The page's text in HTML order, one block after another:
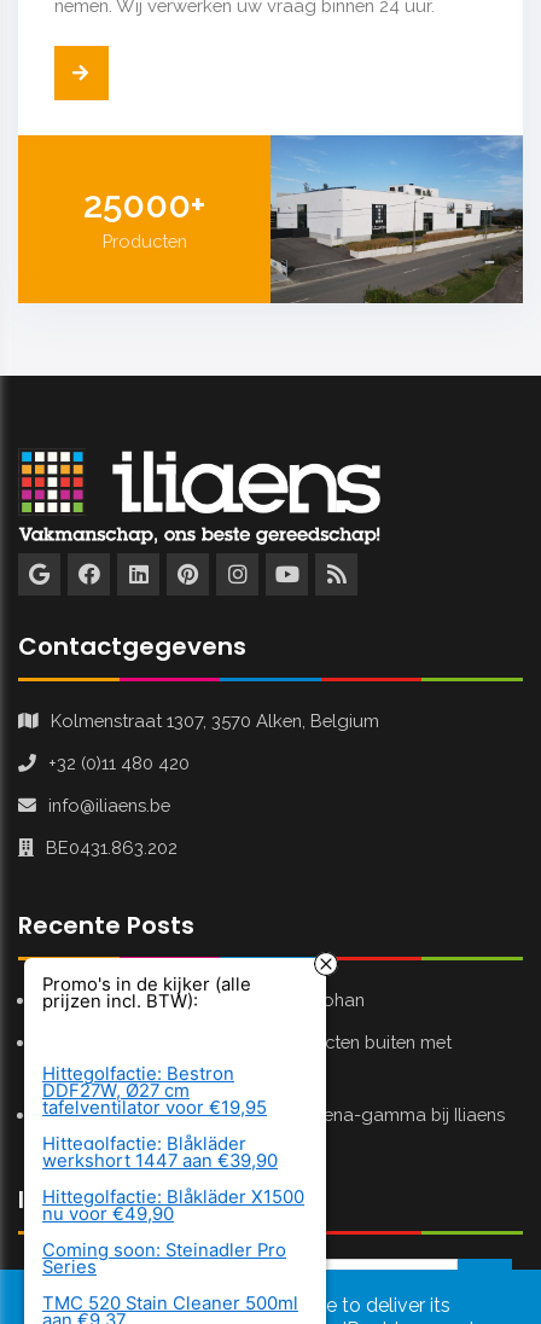
nemen. Wij verwerken uw vraag binnen 24 uur.
25000+
Producten
Contactgegevens
Kolmenstraat 1307, 3570 Alken, Belgium
+32 (0)11 480 420
info@iliaens.be
BE0431.863.202
Recente Posts
In gedachten bij Stijn, Koen, Jill en Johan
Zomer in huis? Hou vervelende insecten buiten met
Aeroxon
Zomer in de tuin? Ontdek ons Gardena-gamma bij Iliaens
Inschrijven Nieuwsbrief
This site uses cookies from Google to deliver its
Promo's in de kijker (alle
prijzen incl. BTW):
Hittegolfactie: Bestron
DDF27W, Ø27 cm
tafelventilator voor €19,95
Hittegolfactie: Blåkläder
werkshort 1447 aan €39,90
Hittegolfactie: Blåkläder X1500
nu voor €49,90
Coming soon: Steinadler Pro
Series
TMC 520 Stain Cleaner 500ml